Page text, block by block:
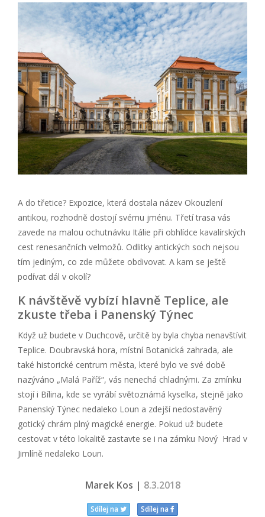
A do třetice? Expozice, která dostala název Okouzlení
antikou, rozhodně dostojí svému jménu. Třetí trasa vás
zavede na malou ochutnávku Itálie při obhlídce kavalírských
cest renesančních velmožů. Odlitky antických soch nejsou
tím jediným, co zde můžete obdivovat. A kam se ještě
podívat dál v okolí?
K návštěvě vybízí hlavně Teplice, ale
zkuste třeba i Panenský Týnec
Když už budete v Duchcově, určitě by byla chyba nenavštívit
Teplice. Doubravská hora, místní Botanická zahrada, ale
také historické centrum města, které bylo ve své době
nazýváno „Malá Paříž“, vás nenechá chladnými. Za zmínku
stojí i Bílina, kde se vyrábí světoznámá kyselka, stejně jako
Panenský Týnec nedaleko Loun a zdejší nedostavěný
gotický chrám plný magické energie. Pokud už budete
cestovat v této lokalitě zastavte se i na zámku Nový Hrad v
Jimlíně nedaleko Loun.
Marek Kos | 8.3.2018
Sdílej na Sdílej na